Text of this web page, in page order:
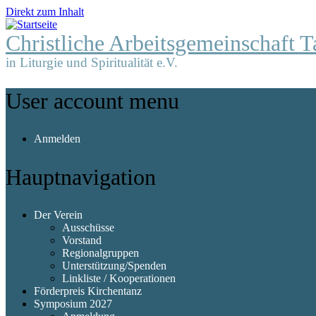
Direkt zum Inhalt
Christliche Arbeitsgemeinschaft
in Liturgie und Spiritualität e.V.
User account menu
Anmelden
Hauptnavigation
Der Verein
Ausschüsse
Vorstand
Regionalgruppen
Unterstützung/Spenden
Linkliste / Kooperationen
Förderpreis Kirchentanz
Symposium 2027